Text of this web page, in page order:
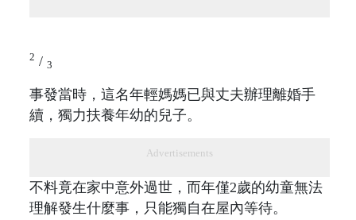
2 / 3
事發當時，這名年輕媽媽已與丈夫辦理離婚手
續，獨力扶養年幼的兒子。
Advertisements
不料竟在家中意外過世，而年僅2歲的幼童無法
理解發生什麼事，只能獨自在屋內等待。